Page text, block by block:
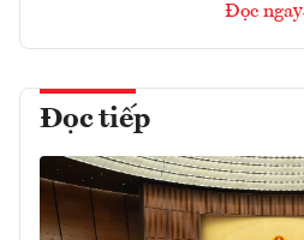
Đọc ngay
Đọc tiếp